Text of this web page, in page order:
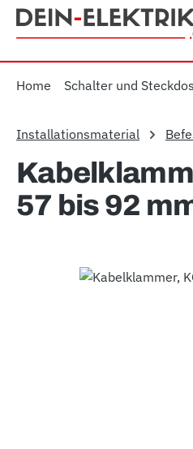
Hauptinhalt springen
Zur Suche springen
Zur Hauptnavigation
Home Schalter und
Installationsmaterial
57 bis 92
Bildergalerie überspringen